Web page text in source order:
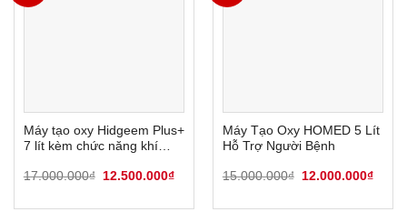
Máy tạo oxy Hidgeem Plus+
7 lít kèm chức năng khí
17.000.000₫
Giá
17.000.000₫.
12.500.000₫Giá
là:
Máy Tạo Oxy HOMED 5 Lít
Hỗ Trợ Người Bệnh
15.000.000₫
Giá
15.000.000₫.
12.000.000₫Giá
là: